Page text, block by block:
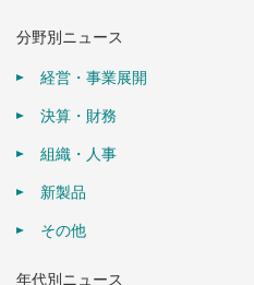
分野別ニュース
経営・事業展開
決算・財務
組織・人事
新製品
その他
年代別ニュース